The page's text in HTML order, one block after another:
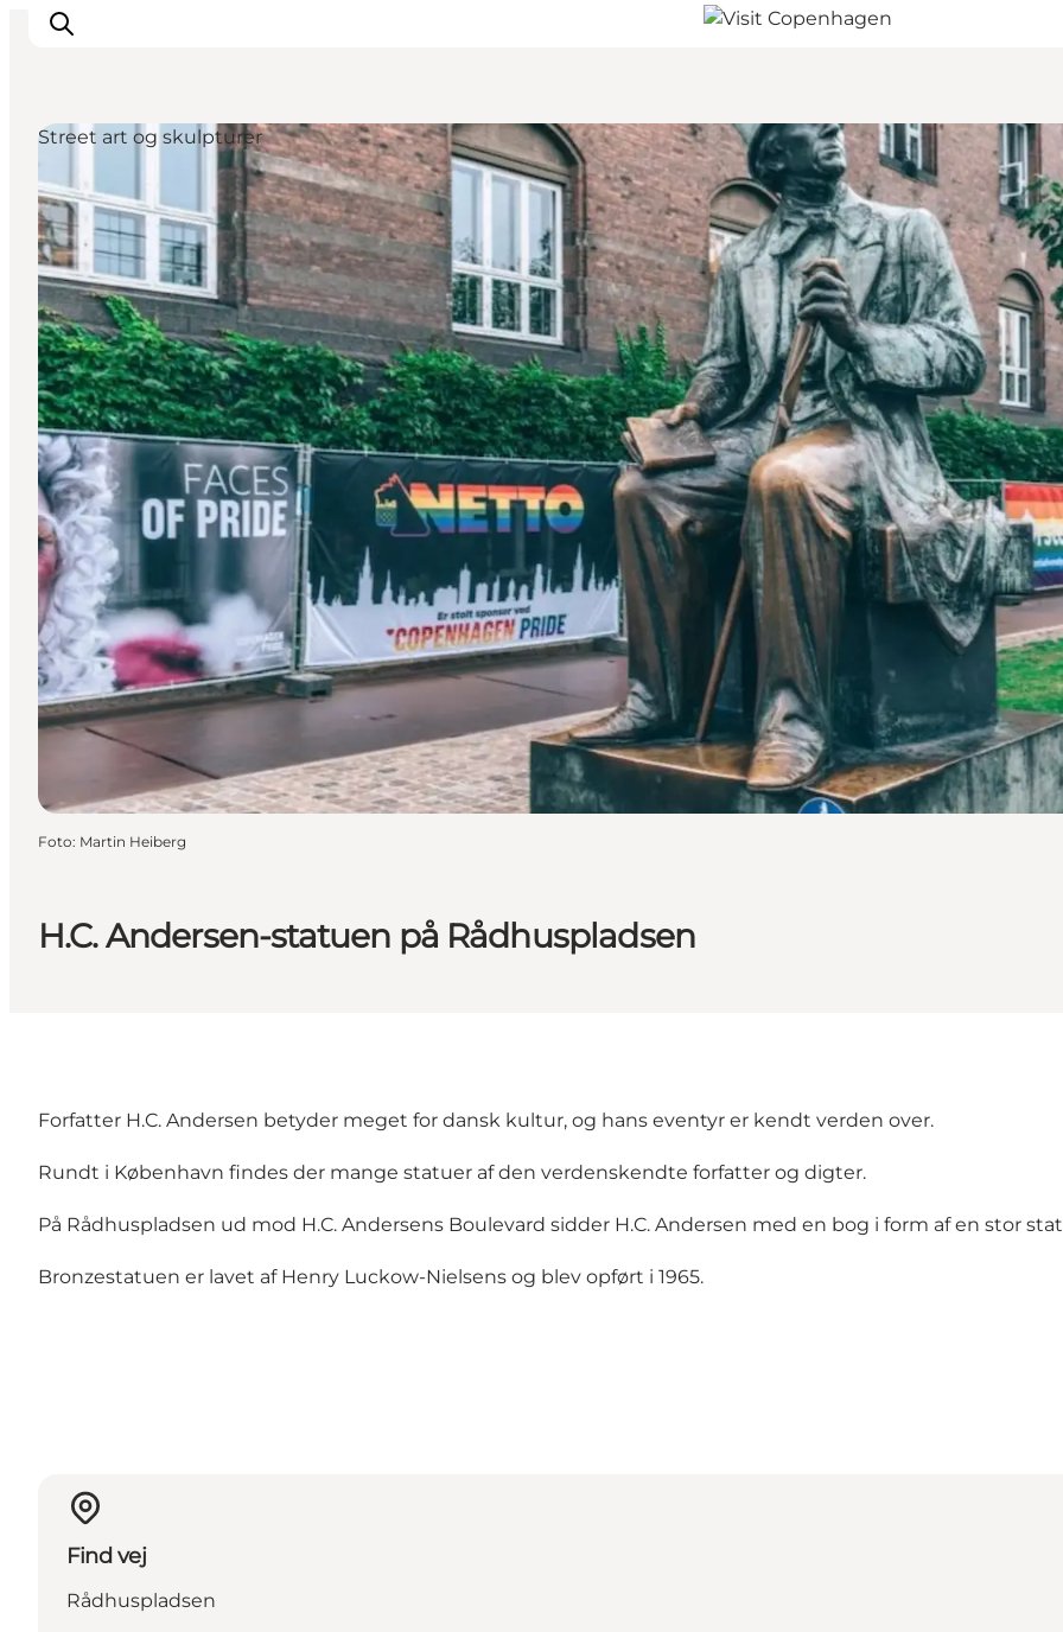
This is Copenhagen
Aktiviteter
Spis & drik
Områder
Planlæg din tur
CopenPay
Copenhagen Card
H.C. Andersen-statuen på Rådhuspladsen
Street art og skulpturer
Foto: Martin Heiberg
Forfatter H.C. Andersen betyder meget for dansk kultur, og hans eventyr er kendt verden over.
Rundt i København findes der mange statuer af den verdenskendte forfatter og digter.
På Rådhuspladsen ud mod H.C. Andersens Boulevard sidder H.C. Andersen med en bog i form af en stor
Bronzestatuen er lavet af Henry Luckow-Nielsens og blev opført i 1965.
Find vej
Rådhuspladsen